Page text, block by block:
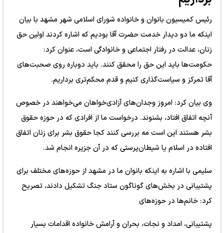
رئیس کمیسیون بانوان و خانواده شورای اسلامی شهر مشهد با بیان
اینکه ما دو دیدار خدمت حضرت آقا بودیم که اشاره کردند اولین حق
زنان، عدالت در رفتار اجتماعی و خانوادگی است، عنوان کرد:
حکومت‌ها باید این حق را محقق کنند. باید دوباره روی صحبت‌های
آقا تمرکز و سیاست‌گذاری کنیم و قدم محکم‌تری برداریم.
وی بیان کرد: امروز وجدان‌های آزادی‌خواهان می‌خواهند در خصوص
آنچه اتفاق افتاد، بشنوند. درخواست ما از افرادی که در حوزه حقوق
بشر هستند این است مه بررسی کنند کجا حقوق بشر برای زنان اتفاق
افتاده در اسلام یا شیطان‌پرستی که در آن جزیره انجام شد.
سلیمی با اشاره به اینکه بانوان ما در مشهد از حوزه‌های مختلف برای
پشتیبانی در بخش‌های گوناگون ستاد جنگ تشکیل دادند، تصریح
کرد: خانم‌ها در حوزه‌های
پشتیبانی، امداد و نجات، بحران و آرامش خانواده اقدامات بسیار